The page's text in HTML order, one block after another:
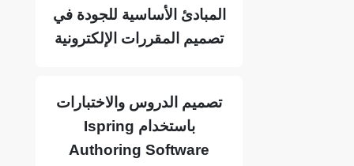
المبادئ الأساسية للجودة في
تصميم المقررات الإلكترونية
تصميم الدروس والاختبارات
Ispring
Authoring Software